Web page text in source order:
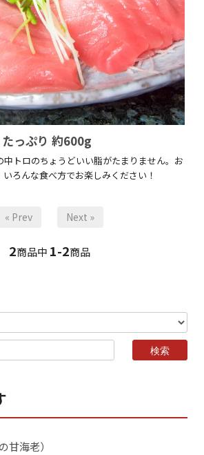
っぷり 約600g
トロのちょうどいい脂がたまりません。お
ろんな食べ方でお楽しみください！
« Prev Next »
2商品中 1-2商品
甘海老）